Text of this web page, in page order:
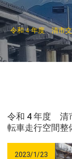
令和 4 年度 清市
令和 4 年度 清
転車走行空間整
2023/1/23